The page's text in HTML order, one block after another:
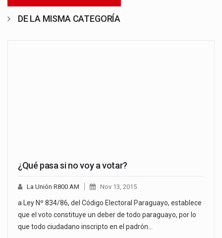
DE LA MISMA CATEGORÍA
¿Qué pasa si no voy a votar?
La Unión R800 AM Nov 13, 2015
a Ley Nº 834/86, del Código Electoral Paraguayo, establece
que el voto constituye un deber de todo paraguayo, por lo
que todo ciudadano inscripto en el padrón…